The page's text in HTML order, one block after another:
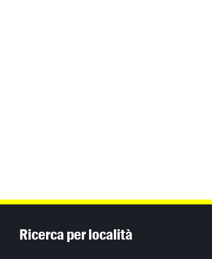
Ricerca per località